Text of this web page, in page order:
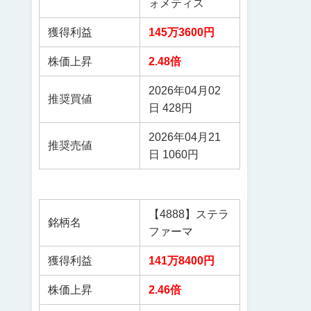
ォメティス
獲得利益 145万3600円
株価上昇 2.48倍
推奨買値
2026年04月02
日 428円
推奨売値
2026年04月21
日 1060円
銘柄名
【4888】ステラ
ファーマ
獲得利益 141万8400円
株価上昇 2.46倍